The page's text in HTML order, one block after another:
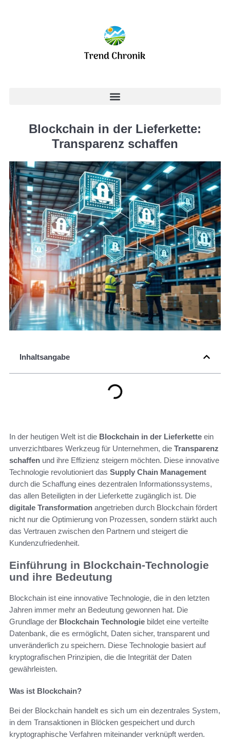
Blockchain in der Lieferkette:
Transparenz schaffen
Inhaltsangabe
In der heutigen Welt ist die Blockchain in der Lieferkette ein
unverzichtbares Werkzeug für Unternehmen, die Transparenz
schaffen und ihre Effizienz steigern möchten. Diese innovative
Technologie revolutioniert das Supply Chain Management
durch die Schaffung eines dezentralen Informationssystems,
das allen Beteiligten in der Lieferkette zugänglich ist. Die
digitale Transformation angetrieben durch Blockchain fördert
nicht nur die Optimierung von Prozessen, sondern stärkt auch
das Vertrauen zwischen den Partnern und steigert die
Kundenzufriedenheit.
Einführung in Blockchain-Technologie
und ihre Bedeutung
Blockchain ist eine innovative Technologie, die in den letzten
Jahren immer mehr an Bedeutung gewonnen hat. Die
Grundlage der Blockchain Technologie bildet eine verteilte
Datenbank, die es ermöglicht, Daten sicher, transparent und
unveränderlich zu speichern. Diese Technologie basiert auf
kryptografischen Prinzipien, die die Integrität der Daten
gewährleisten.
Was ist Blockchain?
Bei der Blockchain handelt es sich um ein dezentrales System,
in dem Transaktionen in Blöcken gespeichert und durch
kryptographische Verfahren miteinander verknüpft werden.